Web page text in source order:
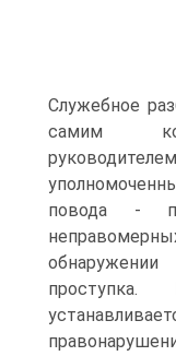
Служебное
самим
повода -
проступка.